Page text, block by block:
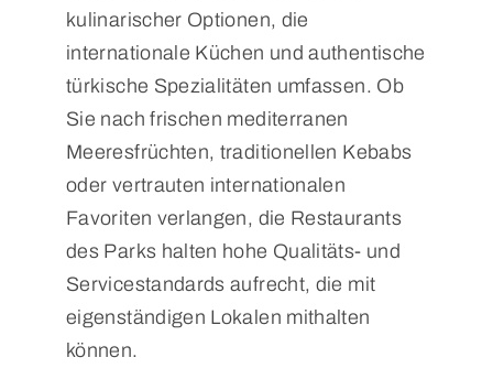
kulinarischer Optionen, die
internationale Küchen und authentische
türkische Spezialitäten umfassen. Ob
Sie nach frischen mediterranen
Meeresfrüchten, traditionellen Kebabs
oder vertrauten internationalen
Favoriten verlangen, die Restaurants
des Parks halten hohe Qualitäts- und
Servicestandards aufrecht, die mit
eigenständigen Lokalen mithalten
können.